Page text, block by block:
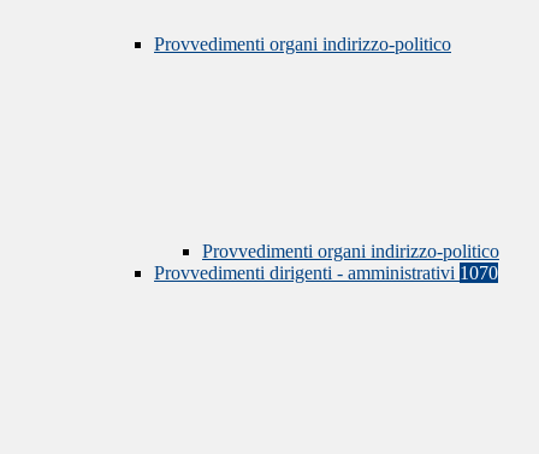
Provvedimenti organi indirizzo-politico
Provvedimenti organi indirizzo-politico
Provvedimenti dirigenti - amministrativi 1070